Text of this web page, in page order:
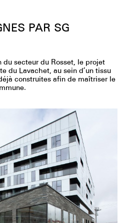
PAR SG
du secteur du Rosset, le projet
du Lavachet, au sein d’un tissu
construites afin de maîtriser le